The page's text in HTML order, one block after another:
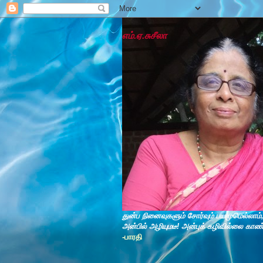
எம்.ஏ.சுசீலா
துன்ப நினைவுகளும் சோர்வும் பயமுமெல்லாம்,
அன்பில் அழியுமடீ! அன்புக் கழிவில்லை காண்
-பாரதி